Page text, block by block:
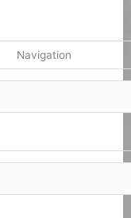
Navigation